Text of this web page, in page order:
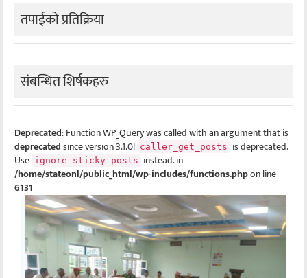
तपाईको प्रतिक्रिया
संबन्धित शिर्षकहरु
Deprecated: Function WP_Query was called with an argument that is
deprecatedsince version 3.1.0! caller_get_posts is deprecated.
Use ignore_sticky_posts instead. in
/home/stateonl/public_html/wp-includes/functions.phpon line
6131